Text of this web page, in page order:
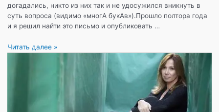
догадались, никто из них так и не удосужился вникнуть в
суть вопроса (видимо «многА букАв»).Прошло полтора года
и я решил найти это письмо и опубликовать …
Ты
Читать далее »